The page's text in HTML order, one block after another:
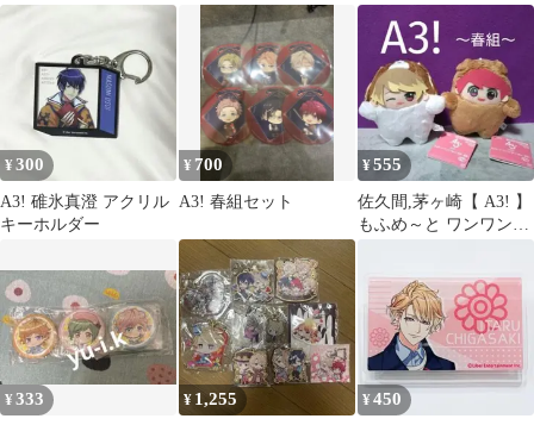
至
ジャージ・サイン印刷
入り）
缶バッジ 茅ヶ崎至
¥300
A3! 碓氷真澄 アクリル
キーホルダー
¥ 700
A3! 春組セット
¥555
佐久間,茅ヶ崎【 A3! 】
もふめ～と ワンワンぬ
¥333 ¥ 1,255 ¥450